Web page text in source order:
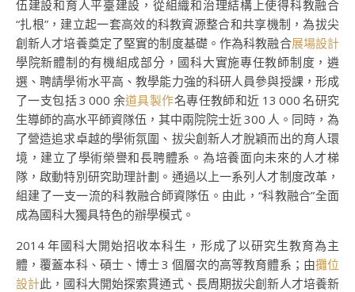
伍建設和育人平臺建設，從組織和治理結構上使得科教融合
“扎根”，建立起一套高效的科教資源整合和共享機制，為拔尖
創新人才培養奠定了堅實的制度基礎。作為科教融合展場設計
學院新體制的有機組成部分，國科大實施專任教師制度，遴
選、聘請學術水平高、教學能力強的科研人員參與授課，形成
了一支包括 3 000 余道具製作名專任教師和近 13 000 名研究
生導師的高水平師資隊伍，其中兩院院士近 300 人。同時，為
了營造追求卓越的學術氛圍、拔尖創新人才脫穎而出的育人環
境，建立了學術榮譽和長聘體系。為培養面向未來的人才梯
隊，啟動特別研究助理計劃。通過以上一系列人才制度改革，
組建了一支一流的科教融合師資隊伍。由此，“科教融合”全面
成為國科大獨具特色的辦學模式。
2014 年國科大開始招收本科生，形成了以研究生教育為主
體，覆蓋本科、碩士、博士 3 個層次的高等教育體系；由攤位
設計此，國科大開始探索貫通式、長周期拔尖創新人才培養新